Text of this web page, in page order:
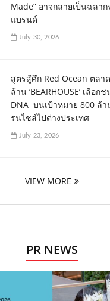
Made” อาจกลายเป็นฉลา
แบรนด์
July 30, 2026
สูตรสู้ศึก Red Ocean ตลา
ล้าน ‘BEARHOUSE’ เลือ
DNA บนเป้าหมาย 800 ล้
รนไชส์ไปต่างประเทศ
July 23, 2026
VIEW MORE
PR NEWS